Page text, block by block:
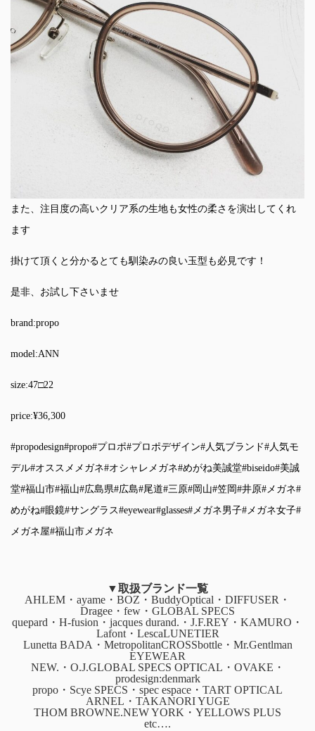
また、注目度の高いクリア系の生地も女性の柔さを演出してくれ
ます
掛けて頂くと分かるとても馴染みの良い玉型も必見です！
是非、お試し下さいませ
brand:propo
model:ANN
size:47□22
price:¥36,300
#propodesign#propo#プロポ#プロポデザイン#人気ブランド#人気モ
デル#オススメメガネ#オシャレメガネ#めがね美誠堂#biseido#美誠
堂#福山市#福山#広島県#広島#尾道#三原#岡山#笠岡 #井原#メガネ#
めがね#眼鏡#サングラス#eyewear#glasses#メガネ男子#メガネ女子#
メガネ屋#福山市メガネ
▼取扱ブランド一覧
AHLEM・ayame・BOZ・BuddyOptical・DIFFUSER・
Dragee・few・GLOBAL SPECS
quepard・H-fusion・jacques durand.・J.F.REY・KAMURO・
Lafont・LescaLUNETIER
Lunetta BADA・MetropolitanCROSSbottle・Mr.Gentlman
EYEWEAR
NEW.・O.J.GLOBAL SPECS OPTICAL・OVAKE・
prodesign:denmark
propo・Scye SPECS・spec espace・TART OPTICAL
ARNEL・TAKANORI YUGE
THOM BROWNE.NEW YORK・YELLOWS PLUS
etc….